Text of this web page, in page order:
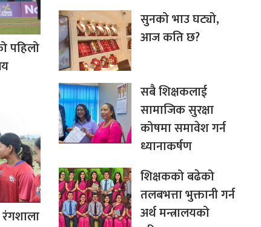
पहिलो
रंगशाला
सुनको भाउ घट्यो,
आज कति छ?
सबै शिक्षकलाई
सामाजिक सुरक्षा
कोषमा समावेश गर्न
ध्यानाकर्षण
शिक्षकको बढेको
तलबभत्ता भुक्तानी गर्न
अर्थ मन्त्रालयको